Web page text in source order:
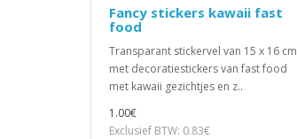
Fancy stickers kawaii fast
food
Transparant stickervel van 15 x 16 cm
met decoratiestickers van fast food
met kawaii gezichtjes en z..
1.00€
Exclusief BTW: 0.83€